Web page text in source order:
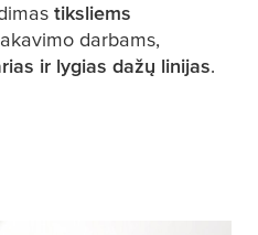
tiksliems
darbams,
ir lygias dažų linijas.